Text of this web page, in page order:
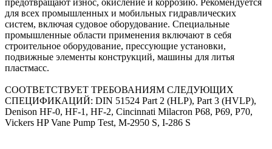
для всех промышленных и мобильных гидравлических
систем, включая судовое оборудование. Специальные
промышленные области применения включают в себя
строительное оборудование, прессующие установки,
подвижные элементы конструкций, машины для литья
пластмасс.
СООТВЕТСТВУЕТ ТРЕБОВАНИЯМ СЛЕДУЮЩИХ
СПЕЦИФИКАЦИЙ: DIN 51524 Part 2 (HLP), Part 3 (HVLP),
Denison HF-0, HF-1, HF-2, Cincinnati Milacron P68, P69, P70,
Vickers HP Vane Pump Test, M-2950 S, I-286 S